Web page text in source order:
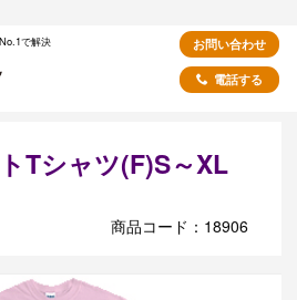
で解決
お問い合わせ
電話する
Tシャツ(F)S～XL
商品コード：18906